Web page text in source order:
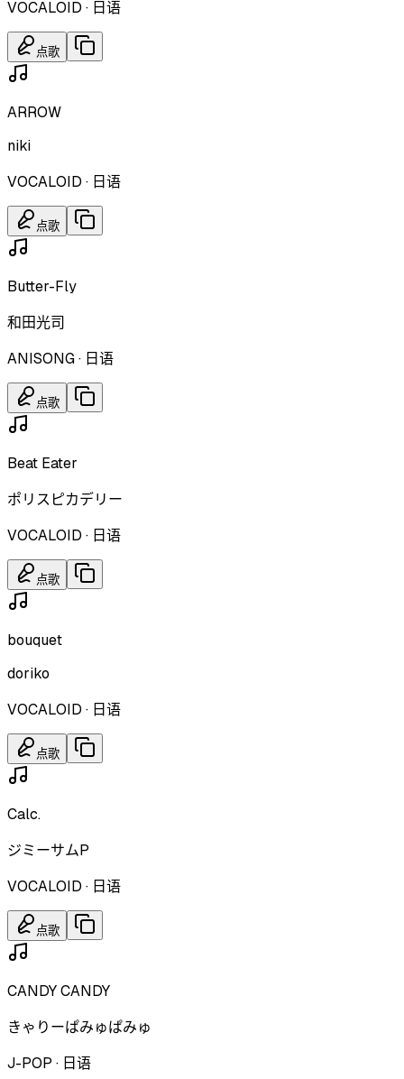
VOCALOID · 日语
点歌
ARROW
niki
VOCALOID · 日语
点歌
Butter-Fly
和田光司
ANISONG· 日语
点歌
Beat Eater
ポリスピカデリー
VOCALOID · 日语
点歌
bouquet
doriko
VOCALOID · 日语
点歌
Calc.
ジミーサムP
VOCALOID · 日语
点歌
CANDY CANDY
きゃりーぱみゅぱみゅ
J-POP · 日语